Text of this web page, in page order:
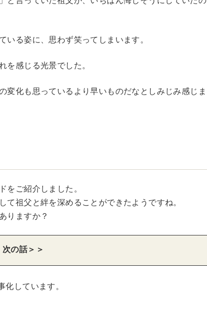
る姿に、思わず笑ってしまいます。
感じる光景でした。
変化も思っているより早いものだなとしみじみ感じま
ご紹介しました。
祖父と絆を深めることができたようですね。
りますか？
次の話＞＞
しています。